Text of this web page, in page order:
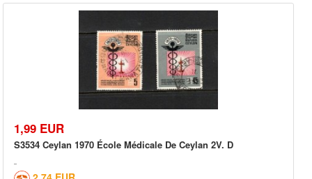
1,99 EUR
S3534 Ceylan 1970 École Médicale De Ceylan 2V. D